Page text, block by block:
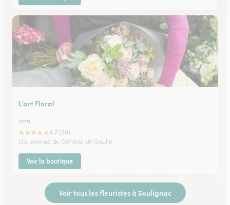
L’art Floral
Izon
★★★★★4.7 (56)
123, avenue du Général de Gaulle
Voir la boutique
Voir tous les fleuristes à Soulignac